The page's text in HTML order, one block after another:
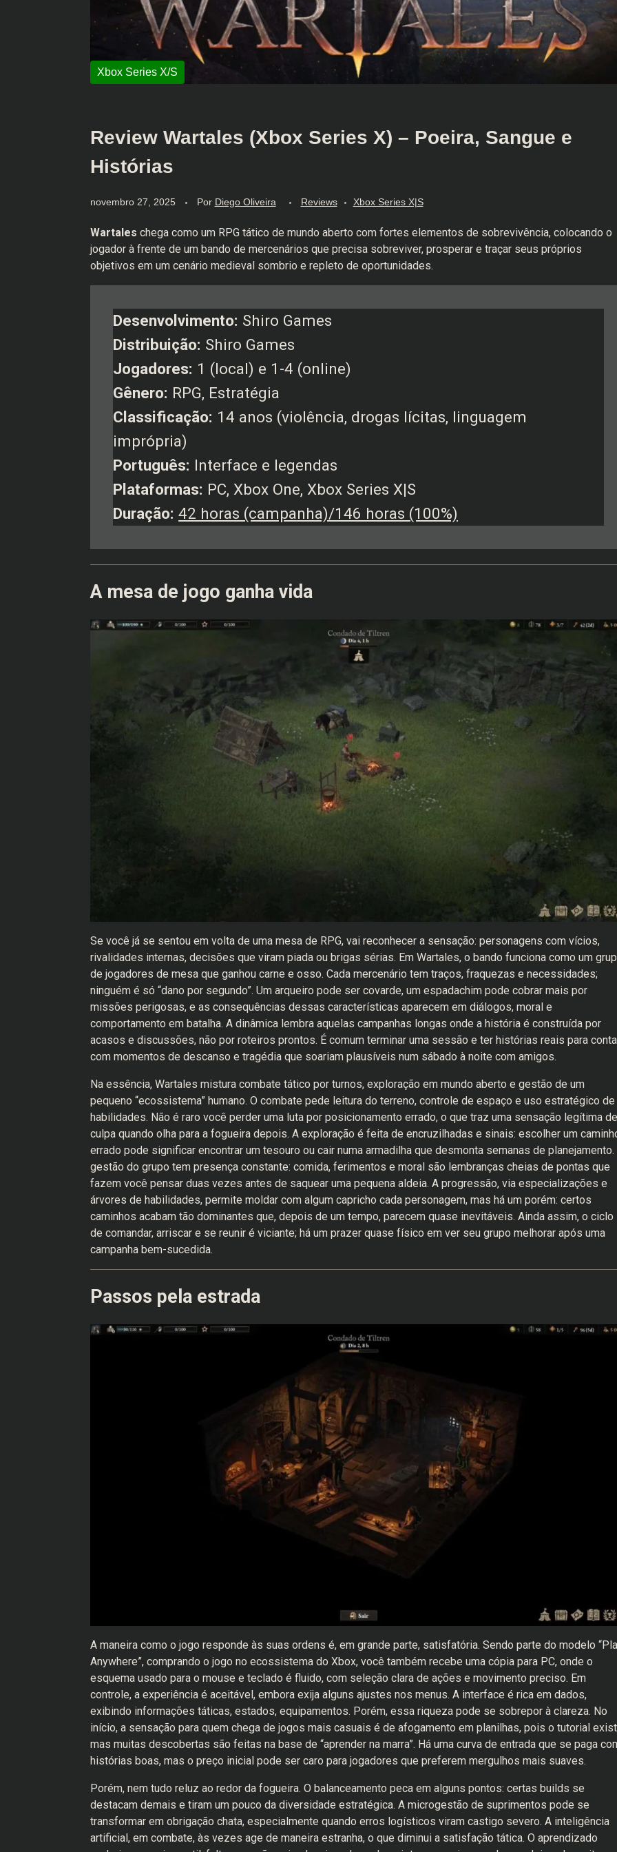
Review Wartales (Xbox Series X) – Poeira, Sangue e
Histórias
novembro 27, 2025 Por Diego Oliveira Reviews Xbox Series X|S
Wartales chega como um RPG tático de mundo aberto com fortes elementos de sobrevivência, colocando o
jogador à frente de um bando de mercenários que precisa sobreviver, prosperar e traçar seus próprios
objetivos em um cenário medieval sombrio e repleto de oportunidades.
Desenvolvimento: Shiro Games
Distribuição: Shiro Games
Jogadores: 1 (local) e 1-4 (online)
Gênero: RPG, Estratégia
Classificação: 14 anos (violência, drogas lícitas, linguagem
imprópria)
Português: Interface e legendas
Plataformas: PC, Xbox One, Xbox Series X|S
Duração:42 horas (campanha)/146 horas (100%)
A mesa de jogo ganha vida
Se você já se sentou em volta de uma mesa de RPG, vai reconhecer a sensação: personagens com vícios,
rivalidades internas, decisões que viram piada ou brigas sérias. Em Wartales, o bando funciona como um
de jogadores de mesa que ganhou carne e osso. Cada mercenário tem traços, fraquezas e necessidades;
ninguém é só “dano por segundo”. Um arqueiro pode ser covarde, um espadachim pode cobrar mais por
missões perigosas, e as consequências dessas características aparecem em diálogos, moral e
comportamento em batalha. A dinâmica lembra aquelas campanhas longas onde a história é construída por
acasos e discussões, não por roteiros prontos. É comum terminar uma sessão e ter histórias reais para
com momentos de descanso e tragédia que soariam plausíveis num sábado à noite com amigos.
Na essência, Wartales mistura combate tático por turnos, exploração em mundo aberto e gestão de um
pequeno “ecossistema” humano. O combate pede leitura do terreno, controle de espaço e uso estratégico de
habilidades. Não é raro você perder uma luta por posicionamento errado, o que traz uma sensação legítima de
culpa quando olha para a fogueira depois. A exploração é feita de encruzilhadas e sinais: escolher um
errado pode significar encontrar um tesouro ou cair numa armadilha que desmonta semanas de planejamento.
gestão do grupo tem presença constante: comida, ferimentos e moral são lembranças cheias de pontas que
fazem você pensar duas vezes antes de saquear uma pequena aldeia. A progressão, via especializações e
árvores de habilidades, permite moldar com algum capricho cada personagem, mas há um porém: certos
caminhos acabam tão dominantes que, depois de um tempo, parecem quase inevitáveis. Ainda assim, o ciclo
de comandar, arriscar e se reunir é viciante; há um prazer quase físico em ver seu grupo melhorar após uma
campanha bem-sucedida.
Passos pela estrada
A maneira como o jogo responde às suas ordens é, em grande parte, satisfatória. Sendo parte do modelo
Anywhere”, comprando o jogo no ecossistema do Xbox, você também recebe uma cópia para PC, onde o
esquema usado para o mouse e teclado é fluido, com seleção clara de ações e movimento preciso. Em
controle, a experiência é aceitável, embora exija alguns ajustes nos menus. A interface é rica em dados,
exibindo informações táticas, estados, equipamentos. Porém, essa riqueza pode se sobrepor à clareza. No
início, a sensação para quem chega de jogos mais casuais é de afogamento em planilhas, pois o tutorial
mas muitas descobertas são feitas na base de “aprender na marra”. Há uma curva de entrada que se paga
histórias boas, mas o preço inicial pode ser caro para jogadores que preferem mergulhos mais suaves.
Porém, nem tudo reluz ao redor da fogueira. O balanceamento peca em alguns pontos: certas builds se
destacam demais e tiram um pouco da diversidade estratégica. A microgestão de suprimentos pode se
transformar em obrigação chata, especialmente quando erros logísticos viram castigo severo. A inteligência
artificial, em combate, às vezes age de maneira estranha, o que diminui a satisfação tática. O aprendizado